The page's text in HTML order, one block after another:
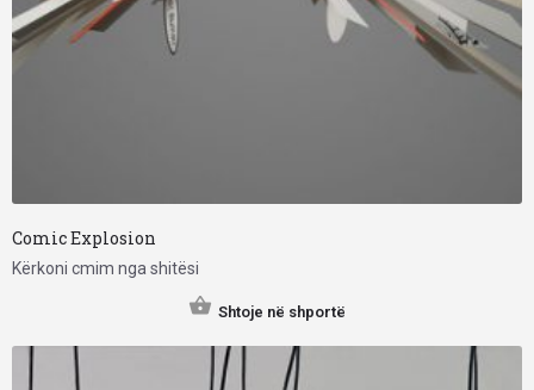
Comic Explosion
Kërkoni cmim nga shitësi
Shtoje në shportë